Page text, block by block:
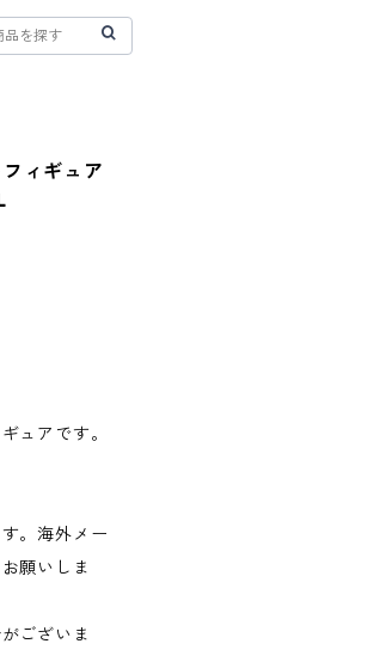
ィギュア
ュアです。
。海外メー
願いしま
ございま